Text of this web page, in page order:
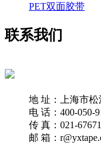
PET双面胶带
联系我们
地 址：上海市
电 话：400-050-
传 真：021-
邮 箱：